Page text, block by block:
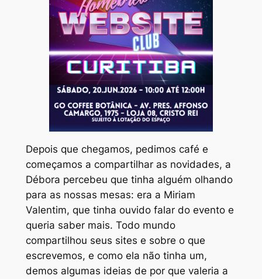
Depois que chegamos, pedimos café e
começamos a compartilhar as novidades, a
Débora percebeu que tinha alguém olhando
para as nossas mesas: era a Miriam
Valentim, que tinha ouvido falar do evento e
queria saber mais. Todo mundo
compartilhou seus sites e sobre o que
escrevemos, e como ela não tinha um,
demos algumas ideias de por que valeria a